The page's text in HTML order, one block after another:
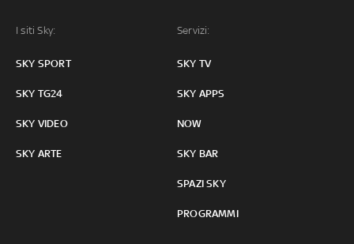
I siti Sky:
SKY SPORT
SKY TG24
SKY VIDEO
SKY ARTE
Servizi:
SKY TV
SKY APPS
NOW
SKY BAR
SPAZI SKY
PROGRAMMI